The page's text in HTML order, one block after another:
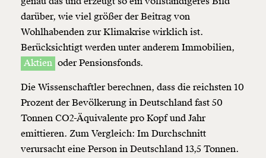
darüber, wie viel größer der Beitrag von
Wohlhabenden zur Klimakrise wirklich ist.
Berücksichtigt werden unter anderem Immobilien,
Aktien oder Pensionsfonds.
Die Wissenschaftler berechnen, dass die reichsten 10
Prozent der Bevölkerung in Deutschland fast 50
Tonnen CO2-Äquivalente pro Kopf und Jahr
emittieren. Zum Vergleich: Im Durchschnitt
verursacht eine Person in Deutschland 13,5 Tonnen.